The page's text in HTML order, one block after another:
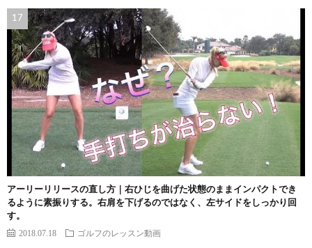
アーリーリリースの直し方｜右ひじを曲げた状態のままインパクトでき
るように素振りする。右肩を下げるのではなく、左サイドをしっかり回
す。
2018.07.18 ゴルフのレッスン動画